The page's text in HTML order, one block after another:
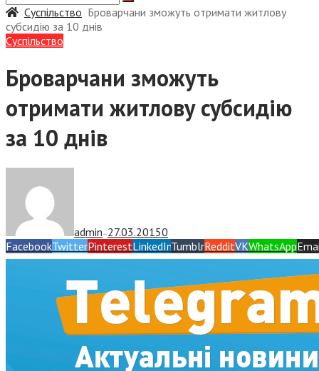
Суспiльство Броварчани зможуть отримати житлову
субсидію за 10 днів
Суспiльство
Броварчани зможуть
отримати житлову субсидію
за 10 днів
admin — 27.03.20150
FacebookTwitterPinterestLinkedInTumblrRedditVKWhatsApp